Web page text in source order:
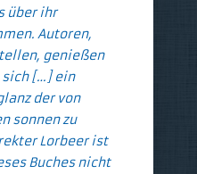
über ihr
Autoren,
genießen
sich […] ein
der von
sonnen zu
Lorbeer ist
Buches nicht